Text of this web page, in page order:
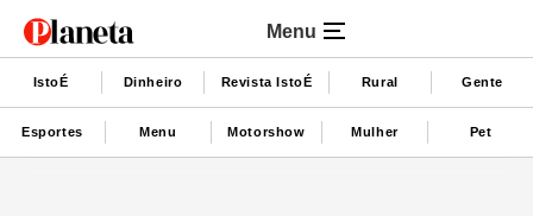
Menu
IstoÉ Dinheiro Revista IstoÉ Rural Gente
Esportes Menu Motorshow Mulher Pet